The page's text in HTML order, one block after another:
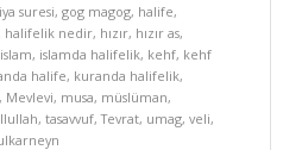
suresi, gog magog, halife,
halifelik nedir, hızır, hızır as,
islam, islamda halifelik, kehf, kehf
halife, kuranda halifelik,
, Mevlevi, musa, müslüman,
, tasavvuf,Tevrat, umag, veli,